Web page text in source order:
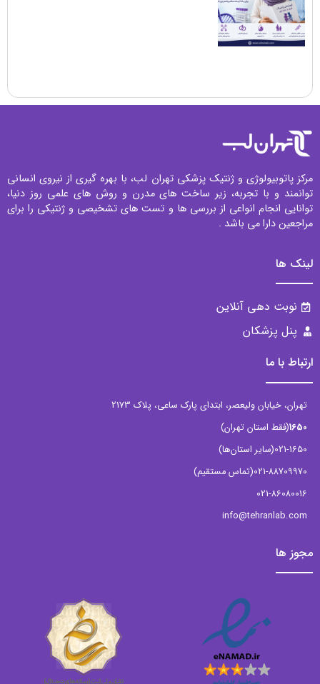
مرکز پاتوبیولوژی و ژنتیک پزشکی تهران لب، با بهره گیری از نیروی انسانی
توانمند و با تجربه، زیر ساخت های مدرن و روش های علمی روز دنیا،
توانایی انجام انواعی از بررسی ها و تست های تشخیصی و ژنتیکی را برای
مراجعین دارا می باشد .
لینک ها
نوبت دهی آنلاین
پنل پزشکان
ارتباط با ما
تهران، خیابان ولیعصر، ابتدای پارک ساعی، پلاک 2173
1650(فقط استان تهران)
021-1650(سایر استان‌ها)
021-88709970(تماس مستقیم)
021-86080016
info@tehranlab.com
مجوز ها